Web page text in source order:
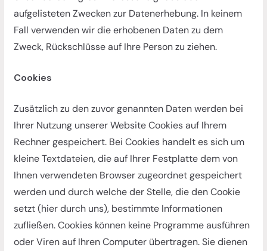
aufgelisteten Zwecken zur Datenerhebung. In keinem
Fall verwenden wir die erhobenen Daten zu dem
Zweck, Rückschlüsse auf Ihre Person zu ziehen.
Cookies
Zusätzlich zu den zuvor genannten Daten werden bei
Ihrer Nutzung unserer Website Cookies auf Ihrem
Rechner gespeichert. Bei Cookies handelt es sich um
kleine Textdateien, die auf Ihrer Festplatte dem von
Ihnen verwendeten Browser zugeordnet gespeichert
werden und durch welche der Stelle, die den Cookie
setzt (hier durch uns), bestimmte Informationen
zufließen. Cookies können keine Programme ausführen
oder Viren auf Ihren Computer übertragen. Sie dienen